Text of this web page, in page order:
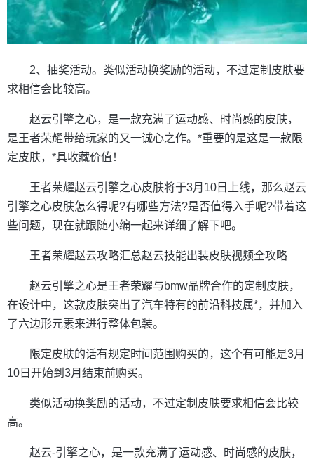
2、抽奖活动。类似活动换奖励的活动，不过定制皮肤要
求相信会比较高。
赵云引擎之心，是一款充满了运动感、时尚感的皮肤，
是王者荣耀带给玩家的又一诚心之作。*重要的是这是一款限
定皮肤，*具收藏价值！
王者荣耀赵云引擎之心皮肤将于3月10日上线，那么赵云
引擎之心皮肤怎么得呢?有哪些方法?是否值得入手呢?带着这
些问题，现在就跟随小编一起来详细了解下吧。
王者荣耀赵云攻略汇总赵云技能出装皮肤视频全攻略
赵云引擎之心是王者荣耀与bmw品牌合作的定制皮肤，
在设计中，这款皮肤突出了汽车特有的前沿科技属*，并加入
了六边形元素来进行整体包装。
限定皮肤的话有规定时间范围购买的，这个有可能是3月
10日开始到3月结束前购买。
类似活动换奖励的活动，不过定制皮肤要求相信会比较
高。
赵云-引擎之心，是一款充满了运动感、时尚感的皮肤，